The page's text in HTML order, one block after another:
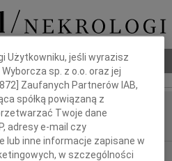
pogrzebowy
Starczewska
Użytkowniku, jeśli wyrazisz
sp. z o.o. oraz jej
872 ] Zaufanych Partnerów IAB,
spółką powiązaną z
Twoje dane
adresy e-mail czy
lub inne informacje zapisane w
w szczególności